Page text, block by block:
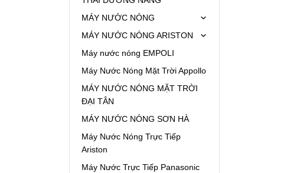
MÁY NƯỚC NÓNG
MÁY NƯỚC NÓNG ARISTON
Máy nước nóng EMPOLI
Máy Nước Nóng Mặt Trời Appollo
MÁY NƯỚC NÓNG MẶT TRỜI
ĐẠI TÂN
MÁY NƯỚC NÓNG SƠN HÀ
Máy Nước Nóng Trực Tiếp
Ariston
Máy Nước Trực Tiếp Panasonic